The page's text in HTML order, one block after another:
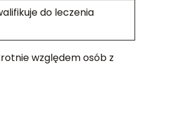
do leczenia
względem osób z